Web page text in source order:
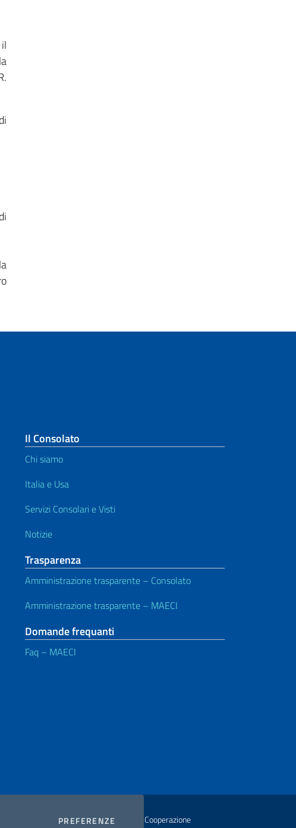
PREFERENZE COOKIES
Il Consolato
Chi siamo
Italia e Usa
Servizi Consolari e Visti
Notizie
Trasparenza
Amministrazione trasparente – Consolato
Amministrazione trasparente – MAECI
Domande frequanti
Faq – MAECI
Ministero degli Affari Esteri e della Cooperazione